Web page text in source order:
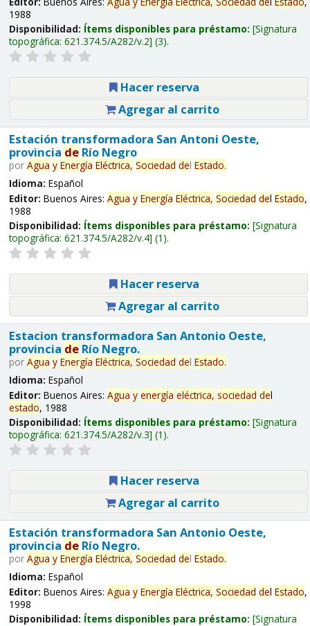
1988
Disponibilidad: Ítems disponibles para préstamo: Signatura
topográfica: 621.374.5/A282/v.2 (3).
Hacer reserva
Agregar al carrito
Estación transformadora San Antoni Oeste,
provincia deRío Negro
por Agua y Energía Eléctrica, Sociedad del Estado.
Idioma: Español
Editor: Buenos Aires: Agua y Energía Eléctrica, Sociedad del Estado,
1988
Disponibilidad: Ítems disponibles para préstamo: Signatura
topográfica: 621.374.5/A282/v.4 (1).
Hacer reserva
Agregar al carrito
Estacion transformadora San Antonio Oeste,
provincia deRío Negro.
por Agua y Energía Eléctrica, Sociedad del Estado.
Idioma: Español
Editor: Buenos Aires: Agua y energía eléctrica, sociedad del
estado, 1988
Disponibilidad: Ítems disponibles para préstamo: Signatura
topográfica: 621.374.5/A282/v.3 (1).
Hacer reserva
Agregar al carrito
Estación transformadora San Antonio Oeste,
provincia deRío Negro.
por Agua y Energía Eléctrica, Sociedad del Estado.
Idioma: Español
Editor: Buenos Aires: Agua y Energía Eléctrica, Sociedad del Estado,
1998
Disponibilidad: Ítems disponibles para préstamo: Signatura